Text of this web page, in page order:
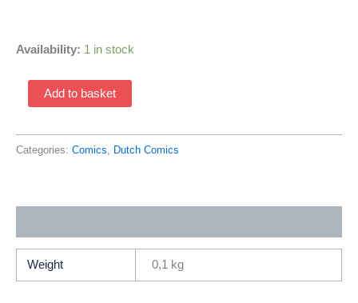
Availability: 1 in stock
Parker
Spectaculaire
26
Series
Junior
Add to basket
Categories: Comics Dutch Comics
Weight 0,1 kg